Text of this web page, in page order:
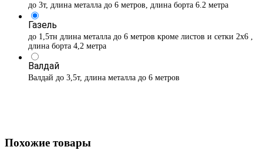
до 3т, длина металла до 6 метров, длина борта 6.2 метра
Газель
до 1,5тн длина металла до 6 метров кроме листов и сетки 2х6 ,
длина борта 4,2 метра
Валдай
Валдай до 3,5т, длина металла до 6 метров
Похожие товары